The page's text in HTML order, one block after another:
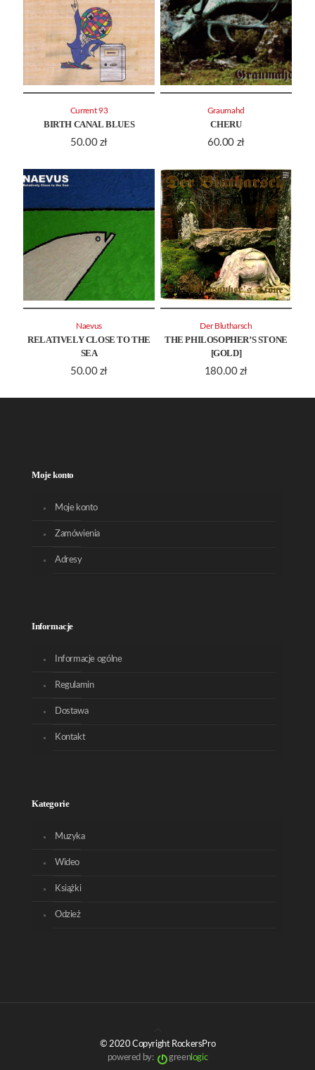
BIRTH CANAL BLUES
50.00 zł
Current 93
CHERU
60.00 zł
Graumahd
RELATIVELY CLOSE TO THE
SEA
50.00 zł
Naevus
THE PHILOSOPHER’S STONE
[GOLD]
180.00 zł
Der Blutharsch
Moje konto
Moje konto
Zamówienia
Adresy
Informacje
Informacje ogólne
Regulamin
Dostawa
Kontakt
Kategorie
Muzyka
Wideo
Książki
Odzież
© 2020 Copyright RockersPro
powered by:
greenlogic